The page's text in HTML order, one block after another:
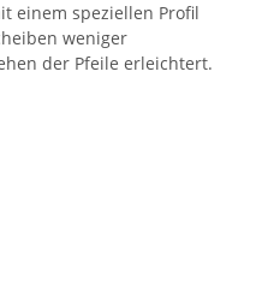
einem speziellen Profil
weniger
der Pfeile erleichtert.